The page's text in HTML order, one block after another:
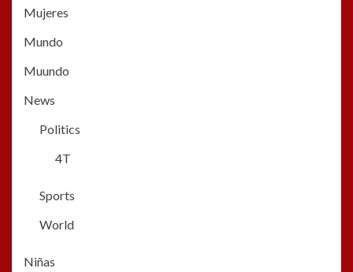
Mujeres
Mundo
Muundo
News
Politics
4T
Sports
World
Niñas